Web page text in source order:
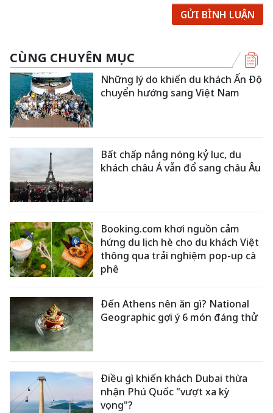
GỬI BÌNH LUẬN
CÙNG CHUYÊN MỤC
Những lý do khiến du khách Ấn Độ
chuyển hướng sang Việt Nam
Bất chấp nắng nóng kỷ lục, du
khách châu Á vẫn đổ sang châu Âu
Booking.com khơi nguồn cảm
hứng du lịch hè cho du khách Việt
thông qua trải nghiệm pop-up cà
phê
Đến Athens nên ăn gì? National
Geographic gợi ý 6 món đáng thử
Điều gì khiến khách Dubai thừa
nhận Phú Quốc "vượt xa kỳ
vọng"?